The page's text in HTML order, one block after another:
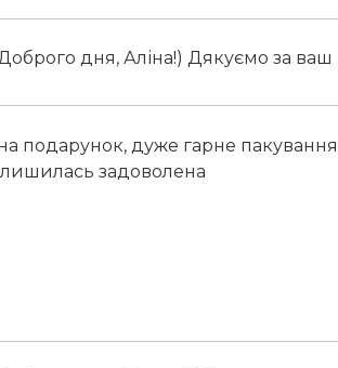
дня, Аліна!) Дякуємо за ваш
подарунок, дуже гарне
лишилась задоволена